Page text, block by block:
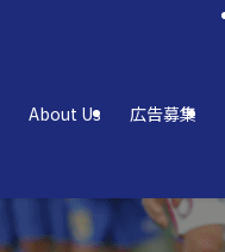
About Us 広告募集